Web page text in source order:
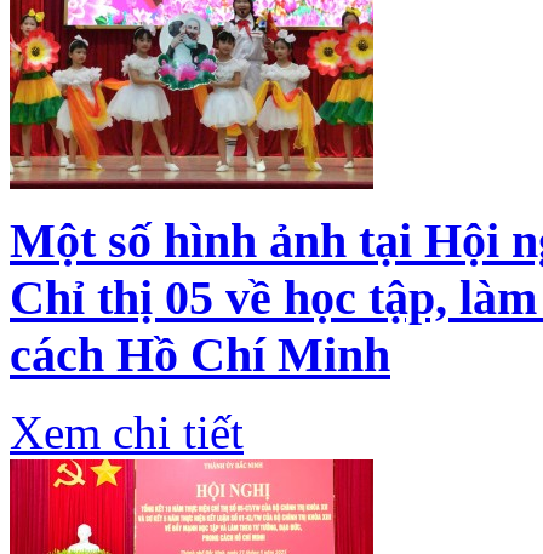
Một số hình ảnh tại Hội
Chỉ thị 05 về học tập,
cách Hồ Chí Minh
Xem chi tiết